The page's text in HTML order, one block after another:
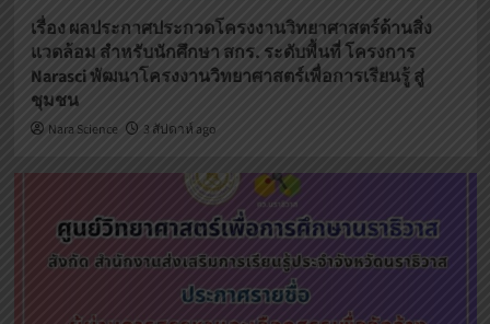
เรื่อง ผลประกาศประกวดโครงงานวิทยาศาสตร์ด้านสิ่ง
แวดล้อม สำหรับนักศึกษา สกร. ระดับพื้นที่ โครงการ
Narasci พัฒนาโครงงานวิทยาศาสตร์เพื่อการเรียนรู้ สู่
ชุมชน
Nara Science 3 สัปดาห์ ago